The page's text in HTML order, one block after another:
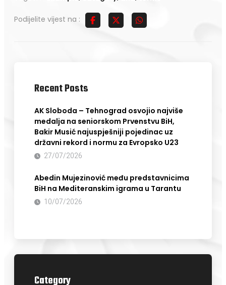
Podijelite vijest na :
Recent Posts
AK Sloboda – Tehnograd osvojio najviše
medalja na seniorskom Prvenstvu BiH,
Bakir Musić najuspješniji pojedinac uz
državni rekord i normu za Evropsko U23
27/07/2026
Abedin Mujezinović među predstavnicima
BiH na Mediteranskim igrama u Tarantu
10/07/2026
Category